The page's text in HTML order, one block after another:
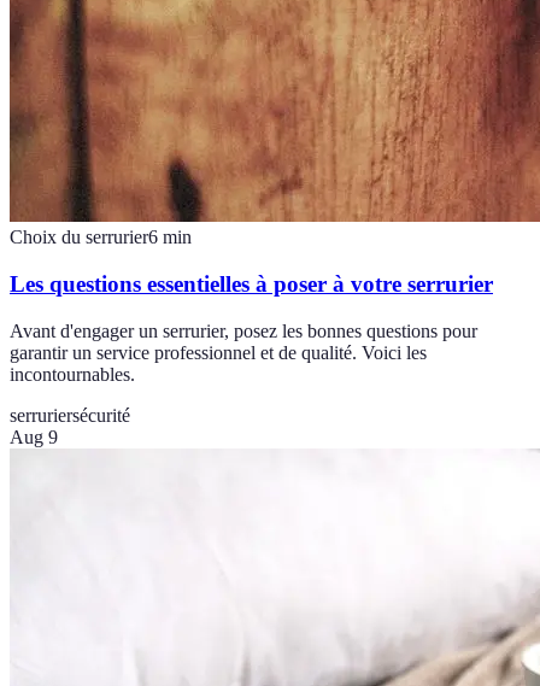
Choix du serrurier6 min
Les questions essentielles à poser à votre serrurier
Avant d'engager un serrurier, posez les bonnes questions pour
garantir un service professionnel et de qualité. Voici les
incontournables.
serruriersécurité
Aug 9